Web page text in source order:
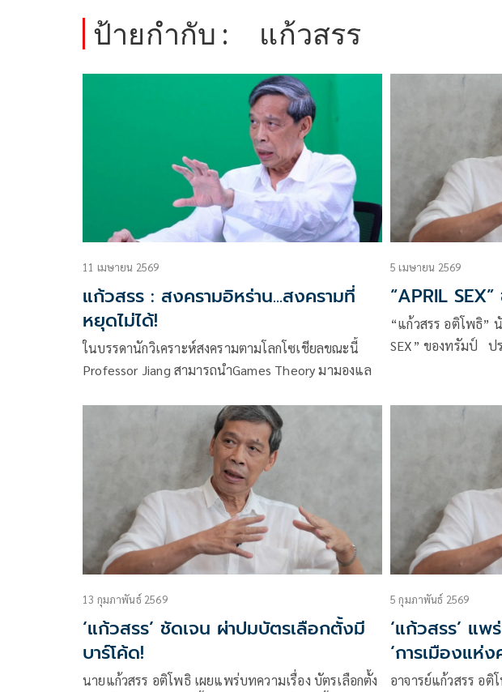
ป้ายกำกับ : แก้วสรร
11 เมษายน 2569
แก้วสรร : สงครามอิหร่าน...สงครามที่
หยุดไม่ได้!
ในบรรดานักวิเคราะห์สงครามตามโลกโซเชียลขณะนี้
Professor Jiang สามารถนำGames Theory มามองแล
5 เมษายน 2569
“APRIL
“แก้วสรร อติโพธิ”
SEX” ของทรัมป์ ป
13 กุมภาพันธ์ 2569
‘แก้วสรร’ ชัดเจน ผ่าปมบัตรเลือกตั้งมี
บาร์โค้ด!
นายแก้วสรร อติโพธิ เผยแพร่บทความเรื่อง บัตรเลือกตั้ง
5 กุมภาพันธ์ 2569
‘แก้วสรร’ แ
‘การเมืองแห่
อาจารย์แก้วสรร อติ